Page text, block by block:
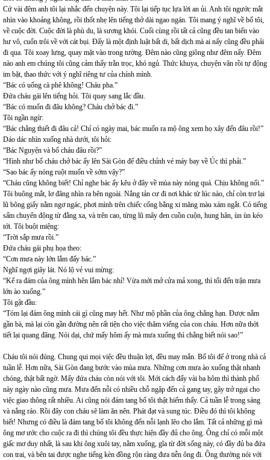
Cứ vài đêm anh tôi lại nhắc đến chuyện này. Tôi lại tiếp tục lựa lời an ủi. Anh tôi ngước mắt
nhìn vào khoảng không, rồi thốt nhẹ lên tiếng thở dài ngao ngán. Tôi mang ý nghĩ về bố tôi,
về cuộc đời. Cuộc đời là phù du, là sương khói. Cuối cùng rồi tất cả cũng đều tan biến vào
hư vô, cuốn trôi về với cát bụi. Đấy là một định luật bất di, bất dịch mà ai nấy cũng đều phải
đi qua. Tôi xoay lưng, quay mặt vào trong tường. Đêm nào cũng giông như đêm nấy. Đêm
nào anh em chúng tôi cũng cảm thấy trằn trọc, khó ngủ. Thức khuya, chuyện vãn rồi tự động
im bặt, thao thức với ý nghĩ riêng tư của chính mình.
“Bác có uống cà phê không! Cháu pha.”
Đứa cháu gái lên tiếng hỏi. Tôi quay sang lắc đầu.
“Bác có muốn đi đâu không? Cháu chở bác đi.”
Tôi ngần ngừ:
“Bác chẳng thiết đi đâu cả! Chỉ có ngày mai, bác muốn ra mộ ông xem họ xây đến đâu rồi!”
Dáo dác nhìn xuống nhà dưới, tôi hỏi:
“Bác Nguyện và bố cháu đâu rồi?”
“Hình như bố cháu chở bác ấy lên Sài Gòn để điều chỉnh vé máy bay về Úc thì phải.”
“Sao bác ấy nóng ruột muốn về sớm vậy?”
“Cháu cũng không biết! Chỉ nghe bác ấy kêu ở đây về mùa này nóng quá. Chịu không nổi.”
Tôi buông mắt, lơ đãng nhìn ra bên ngoài. Nắng tản cư đi nơi khác từ lúc nào, chỉ còn trơ lại
lũ bông giấy nằm ngơ ngác, phơi mình trên chiếc cổng bằng xi măng màu xám ngắt. Có tiếng
sấm chuyển động từ đằng xa, và trên cao, từng lũ mây đen cuồn cuộn, hung hãn, ùn ùn kéo
tới. Tôi buột miệng:
“Trời sắp mưa rồi.”
Đứa cháu gái phụ họa theo:
“Cơn mưa này lớn lắm đấy bác.”
Nghĩ ngợi giây lát. Nó lộ vẻ vui mừng:
“Kể ra đám của ông mình hên lắm bác nhỉ! Vừa mới mở cửa mả xong, thì tối đến trận mưa
lớn ào xuống.”
Tôi gật đầu:
“Tóm lại đám ông mình cái gì cũng may hết. Như mộ phần của ông chẳng hạn. Được nằm
gần bà, mà lại còn gần đường nên rất tiện cho việc thăm viếng của con cháu. Hơn nữa thời
tiết lại quang đãng. Nói dại, chứ mấy hôm ấy mà mưa xuống thì chẳng biết nói sao!”
Cháu tôi nói đúng. Chung qui mọi việc đều thuận lợi, đều may mắn. Bố tôi để ở trong nhà cả
tuần lễ. Hơn nữa, Sài Gòn đang bước vào mùa mưa. Những cơn mưa ào xuống thật nhanh
chóng, thật bất ngờ. Mấy đứa cháu còn nói với tôi. Mới cách đấy vài ba hôm thì thành phố
này ngày nào cũng mưa. Mưa đến nỗi có nhiều chỗ ngập đến cả gang tay, gây trở ngại cho
việc giao thông rất nhiều. Ai cũng nói đám tang bố tôi thật hiếm thấy. Cả tuần lễ trong sáng
và nắng ráo. Rồi đây con cháu sẽ làm ăn nên. Phát đạt và sung túc. Điều đó thì tôi không
biết! Nhưng có điều là đám tang bố tôi không đến nỗi lạnh lẽo cho lắm. Tất cả những gì mà
ông mơ ước cho cuộc ra đi thì chúng tôi đều thực hiện đầy đủ cho ông. Ông chỉ có mỗi một
giấc mơ duy nhất, là sau khi ông xuôi tay, nằm xuống, gĩa từ đời sống này, có đầy đủ ba đứa
con trai, và bên tai được nghe tiếng kèn đồng rộn ràng đưa tiễn ông đi. Ông thường nói với